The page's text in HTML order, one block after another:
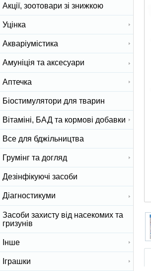
Акції, зоотовари зі знижкою
Уцінка
Акваріумістика
Амуніція та аксесуари
Аптечка
Біостимулятори для тварин
Вітаміні, БАД та кормові добавки
Все для бджільництва
Грумінг та догляд
Дезінфікуючі засоби
Діагностикуми
Засоби захисту від насекомих та
гризунів
Інше
Іграшки